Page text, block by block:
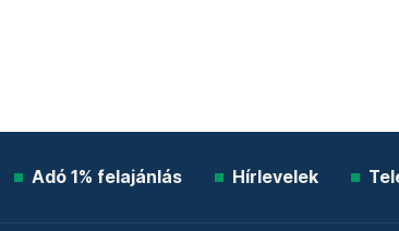
Adó 1% felajánlás Hírlevelek